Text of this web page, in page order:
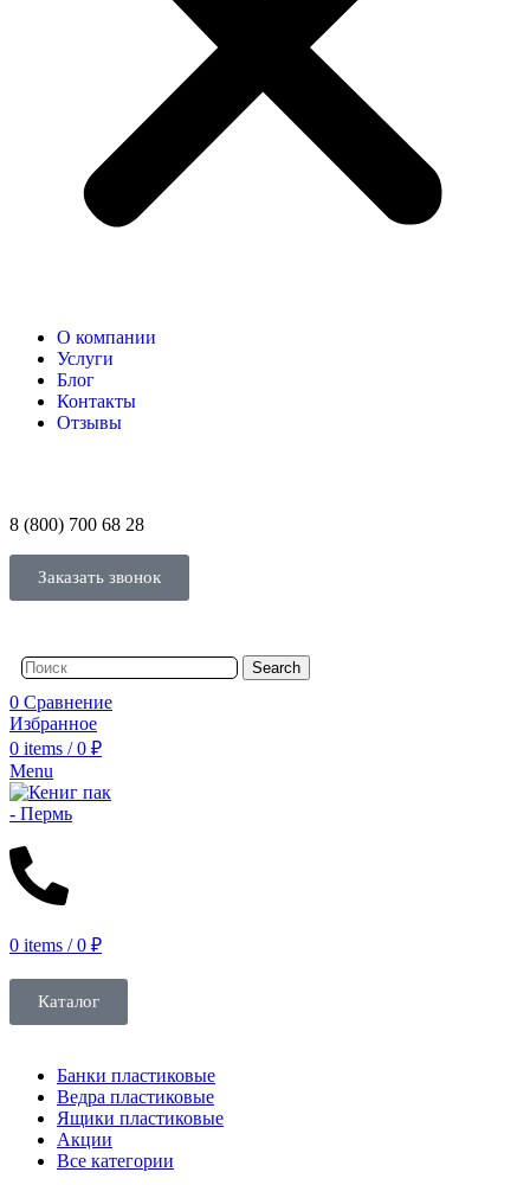
О компании
Услуги
Блог
Контакты
Отзывы
8 (800) 700 68 28
Заказать звонок
Search
0 Сравнение
Избранное
0 items / 0 ₽
Menu
0 items / 0 ₽
Каталог
Банки пластиковые
Ведра пластиковые
Ящики пластиковые
Акции
Все категории